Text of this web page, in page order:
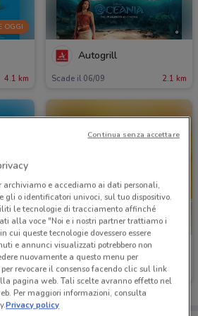
OGGI
4.1 km
Autogrill
Scade il 06/09 2.1 km
4.1 km
Old Wild West
Scade il 04/09 5.8 km
archiviamo e accediamo ai dati personali,
gli o identificatori univoci, sul tuo dispositivo.
le tecnologie di tracciamento affinché
alla voce "Noi e i nostri partner trattiamo i
cui queste tecnologie dovessero essere
e annunci visualizzati potrebbero non
nuovamente a questo menu per
revocare il consenso facendo clic sul link
pagina web. Tali scelte avranno effetto nel
Per maggiori informazioni, consulta
Privacy policy
Continua senza accettare